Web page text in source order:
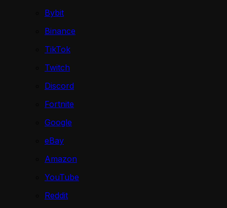
Bybit
Binance
TikTok
Twitch
Discord
Fortnite
Google
eBay
Amazon
YouTube
Reddit